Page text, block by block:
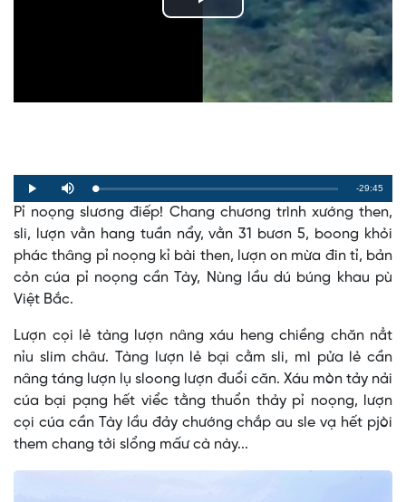
Play
Video
Play Mute Loaded:
0%
Progress:
0%
Remaining
Time
-29:45
Pỉ noọng slương điếp! Chang chương trình xướng then,
sli, lượn vằn hang tuần nẩy, vằn 31 bươn 5, boong khỏi
phác thâng pỉ noọng kỉ bài then, lượn on mừa đin tỉ, bản
cỏn cúa pỉ noọng cần Tày, Nùng lầu dú búng khau pù
Việt Bắc.
Lượn cọi lẻ tàng lượn nâng xáu heng chiềng chăn nẳt
nỉu slim châư. Tàng lượn lẻ bại cằm sli, mì pửa lẻ cần
nâng táng lượn lụ sloong lượn đuổi căn. Xáu mòn tảy nải
cúa bại pạng hết viểc tằng thuổn thảy pỉ noọng, lượn
cọi cúa cần Tày lầu đảy chướng chắp au sle vạ hết pjòi
them chang tởi slổng mấư cà này...